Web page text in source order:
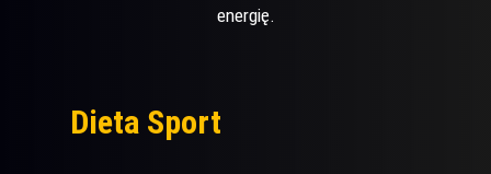
energię.
Dieta Sport